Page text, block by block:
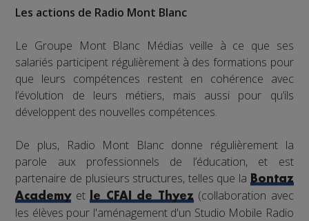
Les actions de Radio Mont Blanc
Le Groupe Mont Blanc Médias veille à ce que ses
salariés participent régulièrement à des formations pour
que leurs compétences restent en cohérence avec
l’évolution de leurs métiers, mais aussi pour qu’ils
développent des nouvelles compétences.
De plus, Radio Mont Blanc donne régulièrement la
parole aux professionnels de l’éducation, et est
partenaire de plusieurs structures, telles que la
Bontaz
Academyet le CFAI de Thyez(collaboration avec
les élèves pour l'aménagement d'un Studio Mobile Radio